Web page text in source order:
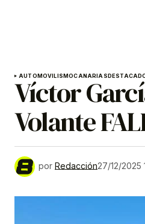
AUTOMOVILISMOCANARIAS
Víctor
Volante
por Redacción27/12/2025